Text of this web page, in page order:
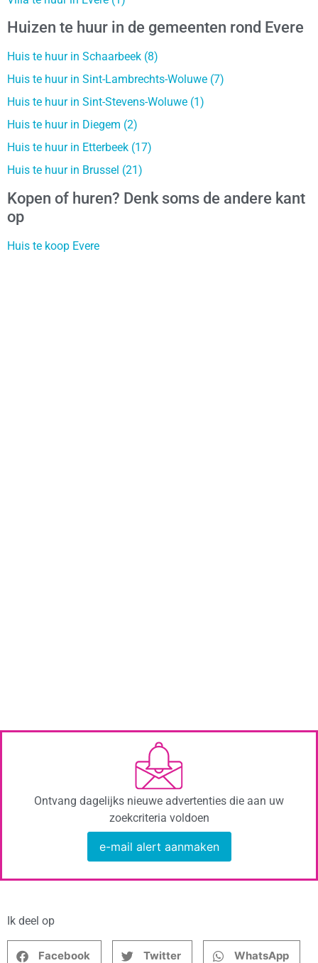
Huizen te huur in de gemeenten rond Evere
Huis te huur in Schaarbeek (8)
Huis te huur in Sint-Lambrechts-Woluwe (7)
Huis te huur in Sint-Stevens-Woluwe (1)
Huis te huur in Diegem (2)
Huis te huur in Etterbeek (17)
Huis te huur in Brussel (21)
Kopen of huren? Denk soms de andere kant
op
Huis te koop Evere
Ontvang dagelijks nieuwe advertenties die aan uw
zoekcriteria voldoen
e-mail alert aanmaken
Ik deel op
Facebook Twitter WhatsApp